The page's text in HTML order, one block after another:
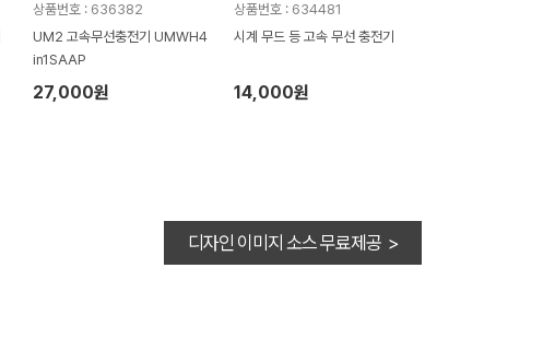
상품번호 : 636382
UM2 고속무선충전기 UMWH4
in1SAAP
27,000원
상품번호 : 634481
시계 무드 등 고속 무선 충전기
14,000원
디자인 이미지 소스 무료제공 >